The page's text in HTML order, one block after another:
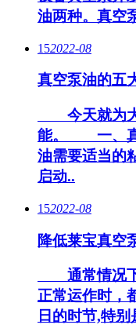
油两种。真空
152022-08
真空泵油的五
今天就为大
能。 一、
油需要适当的
启动..
152022-08
降低莱宝真空
通常情况下
正常运作时，
日的时节,特